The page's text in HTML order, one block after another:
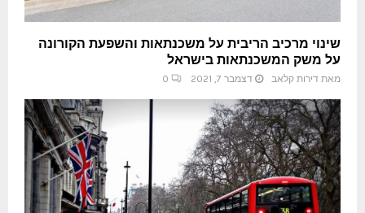
שינוי מרכיב הריבית על משכנתאות והשפעת הקורונה
על משק המשכנתאות בישראל
מאת דירות קלאב דצמבר 7, 2021 0